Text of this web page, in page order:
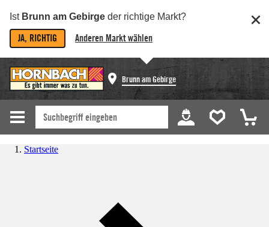
Ist Brunn am Gebirge der richtige Markt?
JA, RICHTIG Anderen Markt wählen
Brunn am Gebirge
Startseite